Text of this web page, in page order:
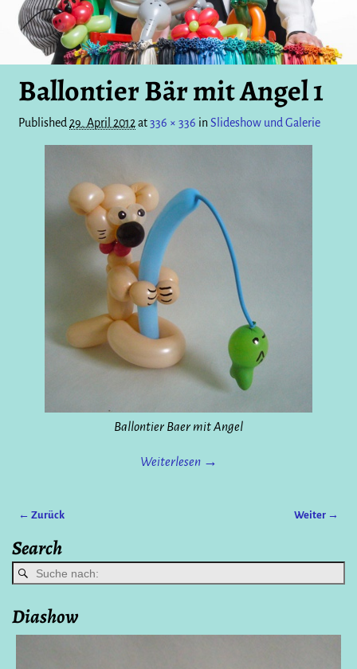
Ballontier Bär mit Angel 1
Published29. April 2012at336 × 336 inSlideshow und Galerie
Ballontier Baer mit Angel
Weiterlesen →
← Zurück Weiter →
Search
Diashow